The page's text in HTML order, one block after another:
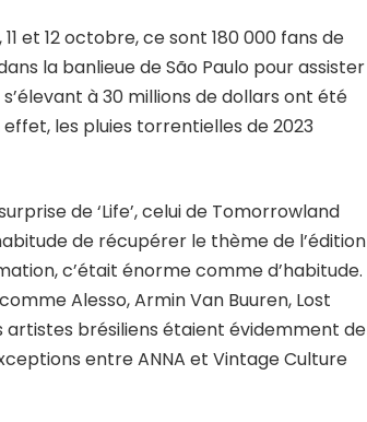
et 12 octobre, ce sont 180 000 fans de
la banlieue de São Paulo pour assister
à 30 millions de dollars ont été
les pluies torrentielles de 2023
de ‘Life’, celui de Tomorrowland
de récupérer le thème de l’édition
c’était énorme comme d’habitude.
Alesso, Armin Van Buuren, Lost
artistes brésiliens étaient évidemment de
entre ANNA et Vintage Culture